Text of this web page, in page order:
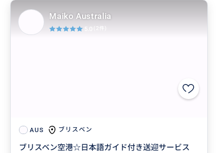
AUS ブリスベン
ブリスベン空港☆日本語ガイド付き送迎サービス
Maiko Australia
5.0 (2件)